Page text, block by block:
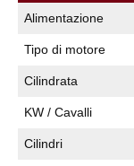
Alimentazione
Tipo di motore
Cilindrata
KW / Cavalli
Cilindri